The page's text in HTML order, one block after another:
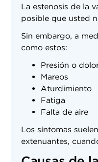
La estenosis de la
posible que usted
Sin embargo, a
como estos:
Presión o
Mareos
Aturdimiento
Fatiga
Falta de aire
Los síntomas
extenuantes,